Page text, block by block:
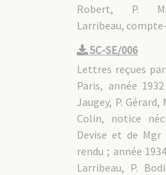
Robert, P.
Larribeau,
5C-SE/006
Lettres reçues
Paris, année
Jaugey, P. Gérard,
Colin, notice
Devise et de
rendu ; année
Larribeau, P.